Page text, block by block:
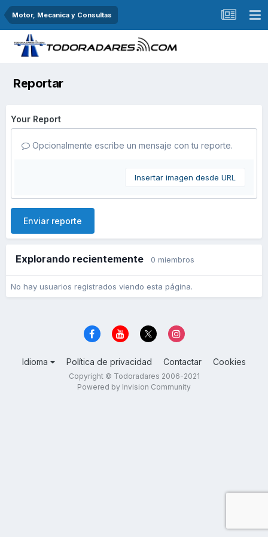
Motor, Mecanica y Consultas
Reportar
Your Report
Opcionalmente escribe un mensaje con tu reporte.
Insertar imagen desde URL
Enviar reporte
Explorando recientemente 0 miembros
No hay usuarios registrados viendo esta página.
Idioma Política de privacidad Contactar Cookies
Copyright © Todoradares 2006-2021
Powered by Invision Community